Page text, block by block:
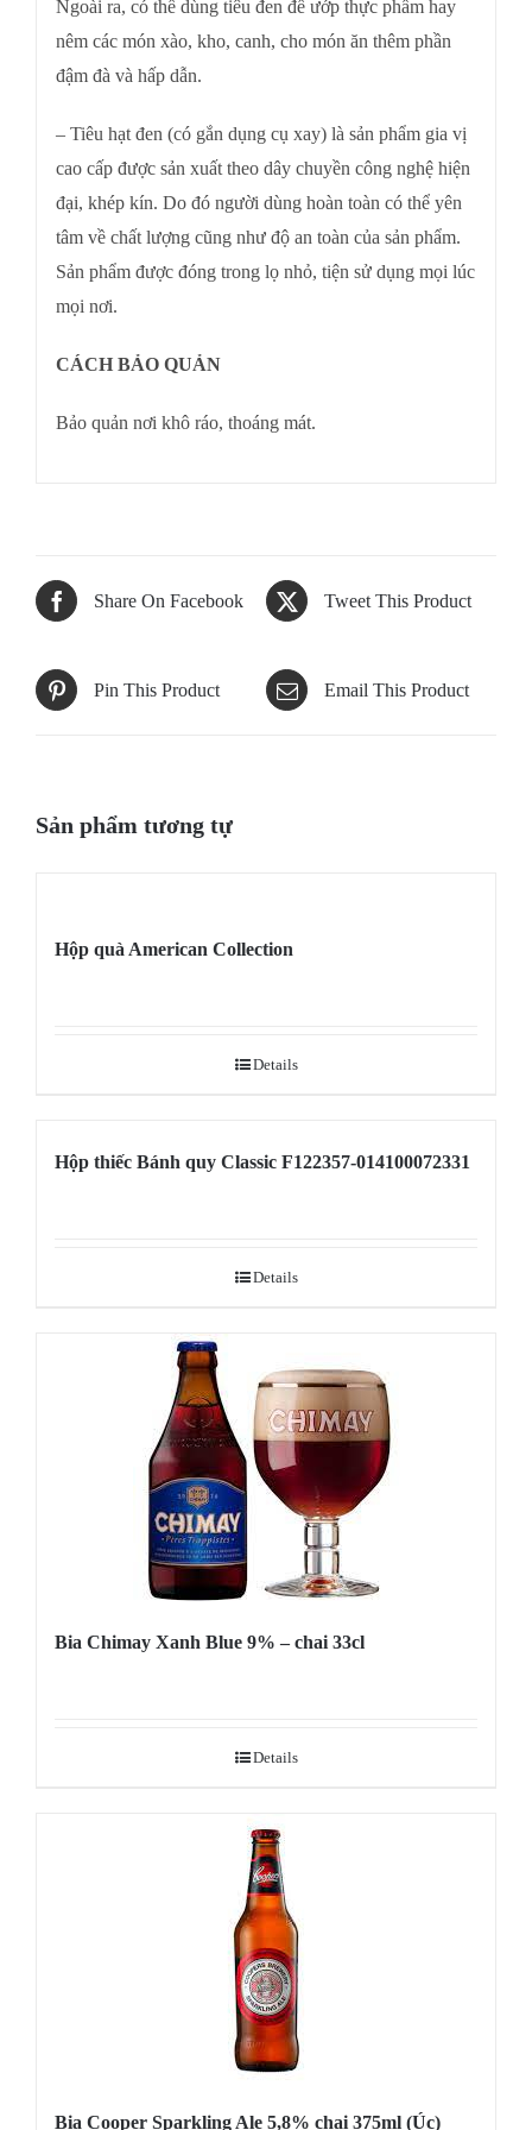
Ngoài ra, có thể dùng tiêu đen để ướp thực phẩm hay
nêm các món xào, kho, canh, cho món ăn thêm phần
đậm đà và hấp dẫn.
– Tiêu hạt đen (có gắn dụng cụ xay) là sản phẩm gia vị
cao cấp được sản xuất theo dây chuyền công nghệ hiện
đại, khép kín. Do đó người dùng hoàn toàn có thể yên
tâm về chất lượng cũng như độ an toàn của sản phẩm.
Sản phẩm được đóng trong lọ nhỏ, tiện sử dụng mọi lúc
mọi nơi.
CÁCH BẢO QUẢN
Bảo quản nơi khô ráo, thoáng mát.
Share On Facebook Tweet This Product
Pin This Product Email This Product
Sản phẩm tương tự
Hộp quà American Collection
Details
Hộp thiếc Bánh quy Classic F122357-014100072331
Details
Bia Chimay Xanh Blue 9% – chai 33cl
Details
Bia Cooper Sparkling Ale 5,8% chai 375ml (Úc)